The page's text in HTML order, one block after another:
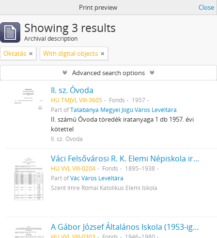
Print preview Close
Showing 3 results
Archival description
Oktatás With digital objects
Advanced search options
II. sz. Óvoda
HU TMJVL VIII-3605 Fonds
1957
Part ofTatabánya Megyei Jogú Város Levéltára
II. számú Óvoda töredék iratanyaga 1 db 1957. évi
kötettel
II. sz. Óvoda
Váci Felsővárosi R. K. Elemi Népiskola iratai (1920-1921-ben a Szent Miklós Téri Elemi Iskola és a Vác-Alsóvárosi R. K. Elemi Iskola tanulóinak nyilvántartása is!)
HU VVL VIII-0204 Fonds
1895–1938
Part ofVác Város Levéltára
Szent Imre Római Katolikus Elemi Iskola
A Gábor József Általános Iskola (1953-ig Váci Állami Általános Fiúiskola, 1965-ig Ilona Utcai Általános Iskola, 1975-ig Gábor József Utcai Általános Iskola) iratai